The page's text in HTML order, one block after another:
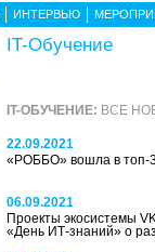
ИНТЕРВЬЮ
IT-Обучение
IT-ОБУЧЕНИЕ: ВСЕ
22.09.2021
«РОББО» вошла в топ-
06.09.2021
Проекты экосистемы
«День ИТ-знаний» о